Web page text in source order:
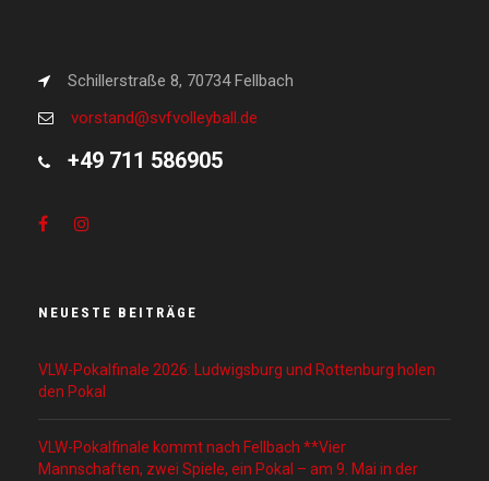
Schillerstraße 8, 70734 Fellbach
vorstand@svfvolleyball.de
+49 711 586905
NEUESTE BEITRÄGE
VLW-Pokalfinale 2026: Ludwigsburg und Rottenburg holen
den Pokal
VLW-Pokalfinale kommt nach Fellbach **Vier
Mannschaften, zwei Spiele, ein Pokal – am 9. Mai in der